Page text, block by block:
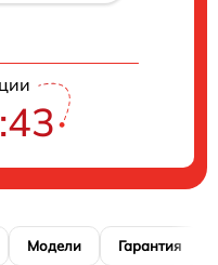
Модели Гарантия